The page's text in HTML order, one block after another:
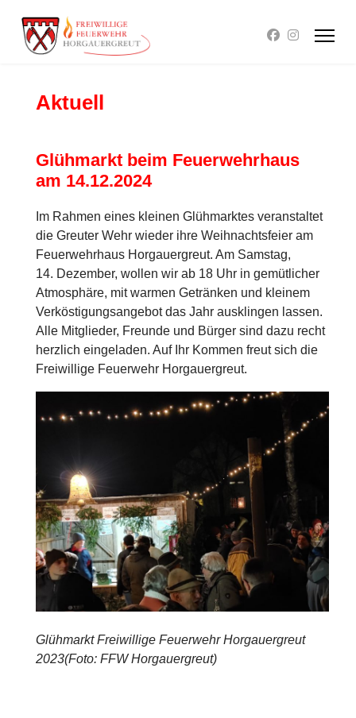
Aktuell
Glühmarkt beim Feuerwehrhaus
am 14.12.2024
Im Rahmen eines kleinen Glühmarktes veranstaltet
die Greuter Wehr wieder ihre Weihnachtsfeier am
Feuerwehrhaus Horgauergreut. Am Samstag,
14. Dezember, wollen wir ab 18 Uhr in gemütlicher
Atmosphäre, mit warmen Getränken und kleinem
Verköstigungsangebot das Jahr ausklingen lassen.
Alle Mitglieder, Freunde und Bürger sind dazu recht
herzlich eingeladen. Auf Ihr Kommen freut sich die
Freiwillige Feuerwehr Horgauergreut.
Glühmarkt Freiwillige Feuerwehr Horgauergreut
2023(Foto: FFW Horgauergreut)